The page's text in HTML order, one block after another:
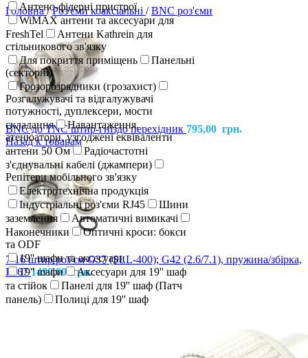
Антено-фідерні пристрої
WiMAX антени та аксесуари для
FreshTel
Антени Kathrein для
стільникового зв'язку
Для покриття приміщень
Панельні
(секторні)
Грозорозрядники (грозахист)
Розгалужувачі та відгалужувачі
потужності, дуплексери, мости
складання
Навантаження,
атенюатори, узгоджені еквіваленти
антени 50 Ом
Радіочастотні
з'єднувальні кабелі (джампери)
Репітери мобільного зв'язку
Електротехнічна продукція
Індустріальні роз'єми RJ45
Шини
заземлення
Автоматичні вимикачі
Наконечники
Оптичні кроси: бокси
та ODF
19'' шафи та аксесуари
19'' шафи
Аксесуари для 19'' шаф
та стійок
Панелі для 19'' шаф (Патч
панель)
Полиці для 19'' шаф
Головна/ Роз'єми коаксіальні / BNC роз'єми
BNC до ТNC штир-гніздо перехідник 795,00 грн.
Назад к товарам
7-16 штир роз'єм G37 (SLL-400); G42 (2.6/7.1), пружина/збірка,
IP 671490,00 грн.